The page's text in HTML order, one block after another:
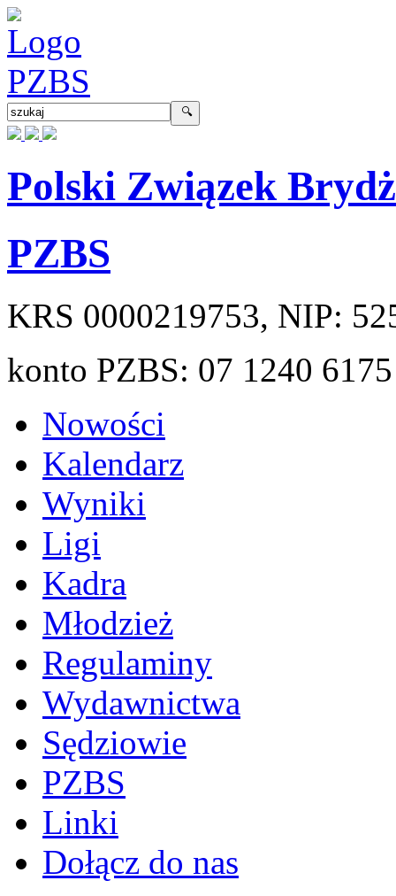
Polski Związek
PZBS
KRS 0000219753, NIP:
konto PZBS: 07 1240
Nowości
Kalendarz
Wyniki
Ligi
Kadra
Młodzież
Regulaminy
Wydawnictwa
Sędziowie
PZBS
Linki
Dołącz do nas